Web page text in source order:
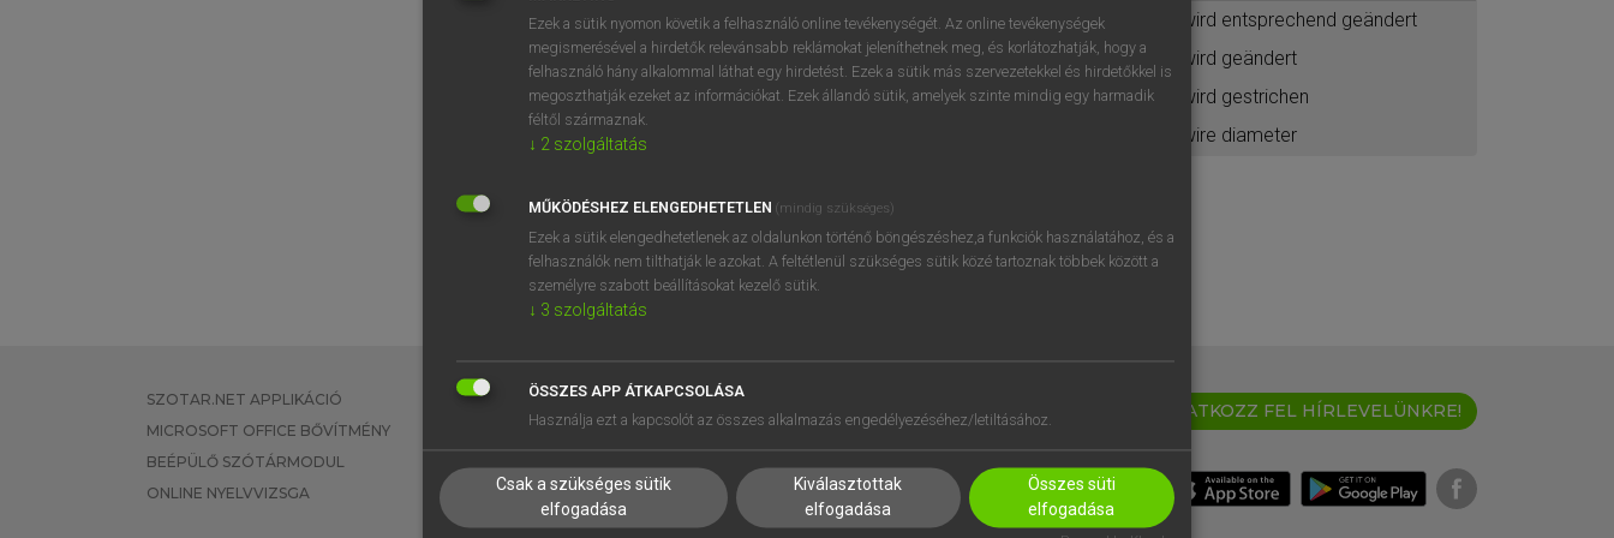
BELÉPÉS
regisztrálok ésbelépek.
REGISZTRÁCIÓ
wird entsprechend geändert
wird geändert
wird gestrichen
wire diameter
SZOTAR.NET APPLIKÁCIÓ
MICROSOFT OFFICE BŐVÍTMÉNY
BEÉPÜLŐ SZÓTÁRMODUL
ONLINE NYELVVIZSGA
EGYÉNI FELHASZNÁLÓKNAK
TANULÓKNAK
VÁLLALATI MEGOLDÁSOK
SÚGÓ
RÓLUNK
SÜTI BEÁLLÍTÁSOK
IRATKOZZ FEL HÍRLEVELÜNKRE!
Ezek a sütik nyomon követik a felhasználó online tevékenységét. Az online tevékenységek
megismerésével a hirdetők relevánsabb reklámokat jeleníthetnek meg, és korlátozhatják, hogy a
felhasználó hány alkalommal láthat egy hirdetést. Ezek a sütik más szervezetekkel és hirdetőkkel is
megoszthatják ezeket az információkat. Ezek állandó sütik, amelyek szinte mindig egy harmadik
féltől származnak.
↓ 2 szolgáltatás
MŰKÖDÉSHEZ ELENGEDHETETLEN (mindig szükséges)
Ezek a sütik elengedhetetlenek az oldalunkon történő böngészéshez,a funkciók használatához, és a
felhasználók nem tilthatják le azokat. A feltétlenül szükséges sütik közé tartoznak többek között a
személyre szabott beállításokat kezelő sütik.
↓ 3 szolgáltatás
ÖSSZES APP ÁTKAPCSOLÁSA
Használja ezt a kapcsolót az összes alkalmazás engedélyezéséhez/letiltásához.
Csak a szükséges sütik
elfogadása
Kiválasztottak
elfogadása
Összes süti
elfogadása